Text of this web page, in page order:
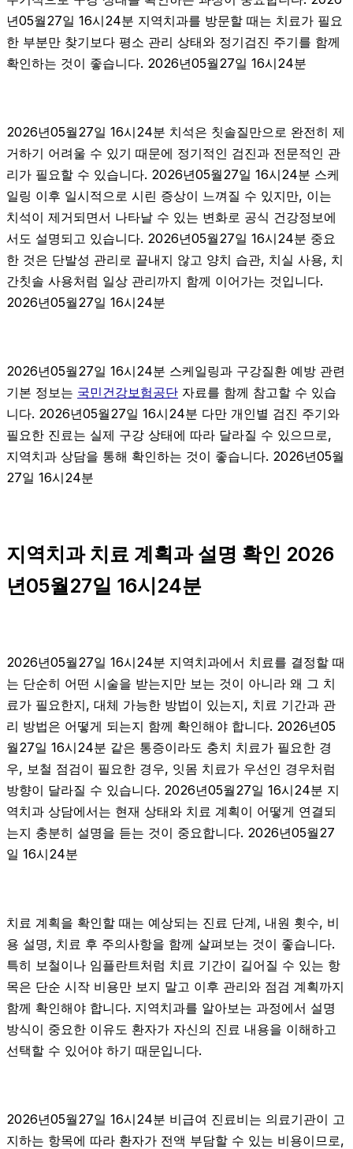
년05월27일 16시24분 지역치과를 방문할 때는 치료가 필요
한 부분만 찾기보다 평소 관리 상태와 정기검진 주기를 함께
확인하는 것이 좋습니다. 2026년05월27일 16시24분
2026년05월27일 16시24분 치석은 칫솔질만으로 완전히 제
거하기 어려울 수 있기 때문에 정기적인 검진과 전문적인 관
리가 필요할 수 있습니다. 2026년05월27일 16시24분 스케
일링 이후 일시적으로 시린 증상이 느껴질 수 있지만, 이는
치석이 제거되면서 나타날 수 있는 변화로 공식 건강정보에
서도 설명되고 있습니다. 2026년05월27일 16시24분 중요
한 것은 단발성 관리로 끝내지 않고 양치 습관, 치실 사용, 치
간칫솔 사용처럼 일상 관리까지 함께 이어가는 것입니다.
2026년05월27일 16시24분
2026년05월27일 16시24분 스케일링과 구강질환 예방 관련
기본 정보는 국민건강보험공단 자료를 함께 참고할 수 있습
니다. 2026년05월27일 16시24분 다만 개인별 검진 주기와
필요한 진료는 실제 구강 상태에 따라 달라질 수 있으므로,
지역치과 상담을 통해 확인하는 것이 좋습니다. 2026년05월
27일 16시24분
지역치과 치료 계획과 설명 확인 2026
년05월27일 16시24분
2026년05월27일 16시24분 지역치과에서 치료를 결정할 때
는 단순히 어떤 시술을 받는지만 보는 것이 아니라 왜 그 치
료가 필요한지, 대체 가능한 방법이 있는지, 치료 기간과 관
리 방법은 어떻게 되는지 함께 확인해야 합니다. 2026년05
월27일 16시24분 같은 통증이라도 충치 치료가 필요한 경
우, 보철 점검이 필요한 경우, 잇몸 치료가 우선인 경우처럼
방향이 달라질 수 있습니다. 2026년05월27일 16시24분 지
역치과 상담에서는 현재 상태와 치료 계획이 어떻게 연결되
는지 충분히 설명을 듣는 것이 중요합니다. 2026년05월27
일 16시24분
치료 계획을 확인할 때는 예상되는 진료 단계, 내원 횟수, 비
용 설명, 치료 후 주의사항을 함께 살펴보는 것이 좋습니다.
특히 보철이나 임플란트처럼 치료 기간이 길어질 수 있는 항
목은 단순 시작 비용만 보지 말고 이후 관리와 점검 계획까지
함께 확인해야 합니다. 지역치과를 알아보는 과정에서 설명
방식이 중요한 이유도 환자가 자신의 진료 내용을 이해하고
선택할 수 있어야 하기 때문입니다.
2026년05월27일 16시24분 비급여 진료비는 의료기관이 고
지하는 항목에 따라 환자가 전액 부담할 수 있는 비용이므로,